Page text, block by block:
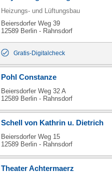
Heizungs- und Lüftungsbau
Beiersdorfer Weg 39
12589 Berlin - Rahnsdorf
Gratis-Digitalcheck
Pohl Constanze
Beiersdorfer Weg 32 A
12589 Berlin - Rahnsdorf
Schell von Kathrin u. Dietrich
Beiersdorfer Weg 15
12589 Berlin - Rahnsdorf
Theater Achtermaerz